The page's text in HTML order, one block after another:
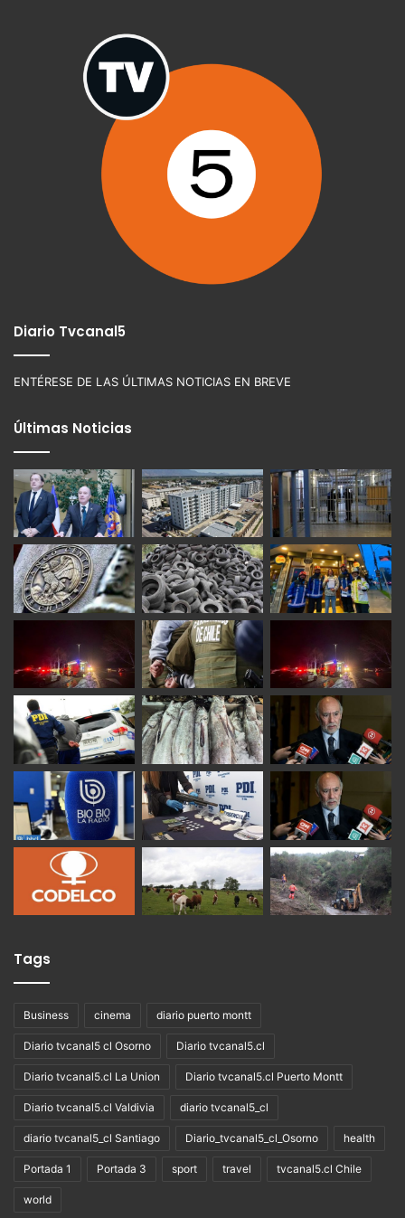
Diario Tvcanal5
ENTÉRESE DE LAS ÚLTIMAS NOTICIAS EN BREVE
Últimas Noticias
Tags
Business cinema diario puerto montt
Diario tvcanal5 cl Osorno Diario tvcanal5.cl
Diario tvcanal5.cl La Union Diario tvcanal5.cl Puerto Montt
Diario tvcanal5.cl Valdivia diario tvcanal5_cl
diario tvcanal5_cl Santiago Diario_tvcanal5_cl_Osorno health
Portada 1 Portada 3 sport travel tvcanal5.cl Chile
world